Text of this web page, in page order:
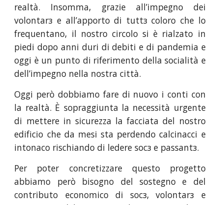
realtà. Insomma, grazie all’impegno dei
volontarз e all’apporto di tuttз coloro che lo
frequentano, il nostro circolo si è rialzato in
piedi dopo anni duri di debiti e di pandemia e
oggi è un punto di riferimento della socialità e
dell’impegno nella nostra città.
Oggi però dobbiamo fare di nuovo i conti con
la realtà. È sopraggiunta la necessità urgente
di mettere in sicurezza la facciata del nostro
edificio che da mesi sta perdendo calcinacci e
intonaco rischiando di ledere socз e passantз.
Per poter concretizzare questo progetto
abbiamo però bisogno del sostegno e del
contributo economico di socз, volontarз e